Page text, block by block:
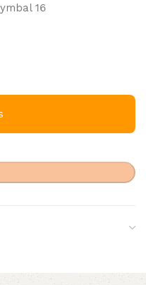
16